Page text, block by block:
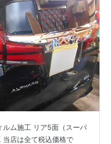
ルム施工 リア5面（スーパ
当店は全て税込価格で